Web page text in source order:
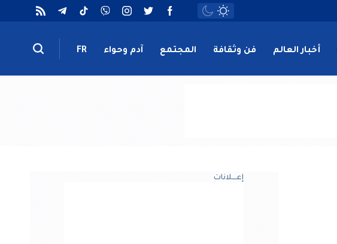
أخبار العالم فن وثقافة المجتمع آدم وحواء FR
إعــــلانات